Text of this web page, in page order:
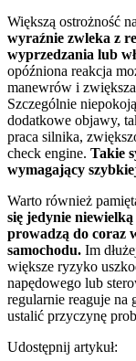
Większą ostrożność
wyraźnie zwleka z
wyprzedzania lub
opóźniona reakcja
manewrów i
Szczególnie
dodatkowe objawy,
praca silnika,
check engine. Takie
wymagający
Warto również
się jedynie niewielką
prowadzą do coraz
samochodu. Im
większe ryzyko
napędowego lub
regularnie reaguje na
ustalić przyczynę
Udostępnij artykuł: